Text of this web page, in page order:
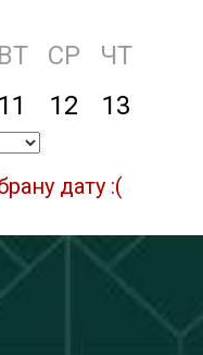
ВТ СР
ЧТ
11 12 13
дату :(